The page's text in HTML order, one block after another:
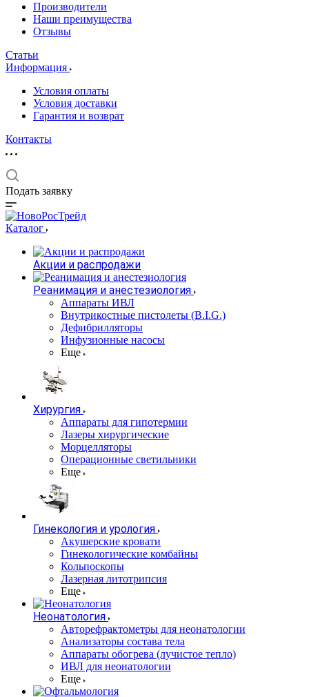
Производители
Наши преимущества
Отзывы
Статьи
Информация
Условия оплаты
Условия доставки
Гарантия и возврат
Контакты
Подать заявку
Каталог
Акции и распродажи
Реанимация и анестезиология
Аппараты ИВЛ
Внутрикостные пистолеты (B.I.G.)
Дефибрилляторы
Инфузионные насосы
Еще
Хирургия
Аппараты для гипотермии
Лазеры хирургические
Морцелляторы
Операционные светильники
Еще
Гинекология и урология
Акушерские кровати
Гинекологические комбайны
Кольпоскопы
Лазерная литотрипсия
Еще
Неонатология
Авторефрактометры для неонатологии
Анализаторы состава тела
Аппараты обогрева (лучистое тепло)
ИВЛ для неонатологии
Еще